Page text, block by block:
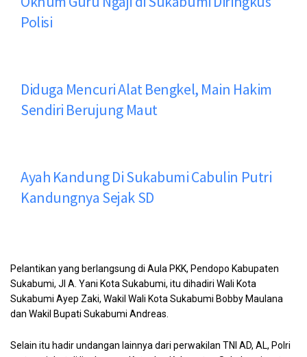
Polisi
Diduga Mencuri Alat Bengkel, Main Hakim
Sendiri Berujung Maut
Ayah Kandung Di Sukabumi Cabulin Putri
Kandungnya Sejak SD
Pelantikan yang berlangsung di Aula PKK, Pendopo Kabupaten
Sukabumi, Jl A. Yani Kota Sukabumi, itu dihadiri Wali Kota
Sukabumi Ayep Zaki, Wakil Wali Kota Sukabumi Bobby Maulana
dan Wakil Bupati Sukabumi Andreas.
Selain itu hadir undangan lainnya dari perwakilan TNI AD, AL, Polri